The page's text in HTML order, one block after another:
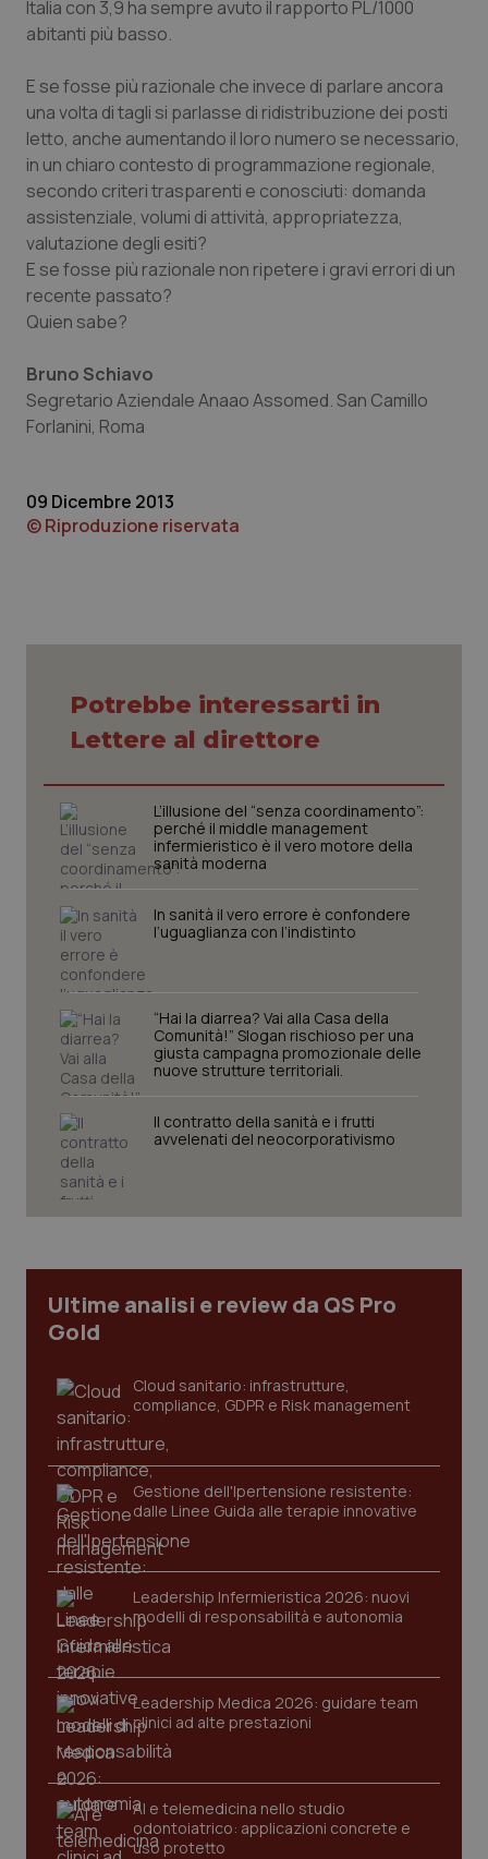
Italia con 3,9 ha sempre avuto il rapporto PL/1000
abitanti più basso.
E se fosse più razionale che invece di parlare ancora
una volta di tagli si parlasse di ridistribuzione dei posti
letto, anche aumentando il loro numero se necessario,
in un chiaro contesto di programmazione regionale,
secondo criteri trasparenti e conosciuti: domanda
assistenziale, volumi di attività, appropriatezza,
valutazione degli esiti?
E se fosse più razionale non ripetere i gravi errori di un
recente passato?
Quien sabe?
Bruno Schiavo
Segretario Aziendale Anaao Assomed. San Camillo
Forlanini, Roma
09 Dicembre 2013
© Riproduzione riservata
Potrebbe interessarti in
Lettere al direttore
L’illusione del “senza coordinamento”:
perché il middle management
infermieristico è il vero motore della
sanità moderna
In sanità il vero errore è confondere
l’uguaglianza con l’indistinto
“Hai la diarrea? Vai alla Casa della
Comunità!” Slogan rischioso per una
giusta campagna promozionale delle
nuove strutture territoriali.
Il contratto della sanità e i frutti
avvelenati del neocorporativismo
Ultime analisi e review da QS Pro
Gold
Cloud sanitario: infrastrutture,
compliance, GDPR e Risk management
Gestione dell'Ipertensione resistente:
dalle Linee Guida alle terapie innovative
Leadership Infermieristica 2026: nuovi
modelli di responsabilità e autonomia
Leadership Medica 2026: guidare team
clinici ad alte prestazioni
AI e telemedicina nello studio
odontoiatrico: applicazioni concrete e
uso protetto